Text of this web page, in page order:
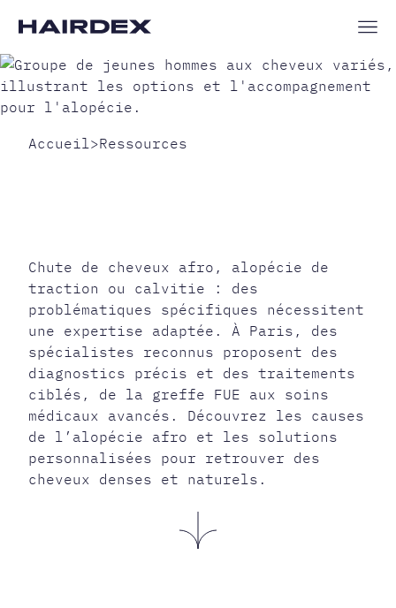
Accueil >Ressources
Chute de cheveux afro, alopécie de
traction ou calvitie : des
problématiques spécifiques nécessitent
une expertise adaptée. À Paris, des
spécialistes reconnus proposent des
diagnostics précis et des traitements
ciblés, de la greffe FUE aux soins
médicaux avancés. Découvrez les causes
de l’alopécie afro et les solutions
personnalisées pour retrouver des
cheveux denses et naturels.